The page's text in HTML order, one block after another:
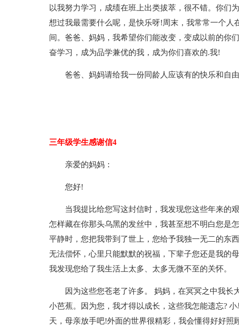
以我努力学习，成绩在班上出类拔萃，很不错。你们
想过我最需要什么呢，是快乐呀!周末，我常常一个
间。爸爸、妈妈，我希望你们能改变，变成以前的你
奋学习，成为品学兼优的我，成为你们喜欢的.我!
爸爸、妈妈请给我一份同龄人应该有的快乐和自
三年级学生感谢信4
亲爱的妈妈：
您好!
当我提比给您写这封信时，我发现您这些年来的
怎样藏在你那头乌黑的发丝中，我甚至想不明白您是
平静时，您把我带到了世上，您给予我独一无二的
无法偿怀，心里只能默默的祝福，下辈子您还是我的
我发现您给了我生活上太多、太多无微不至的关怀。
因为这些您苍老了许多。 妈妈，在冥冥之中我
小芭蕉。因为您，我才得以成长，这些我怎能遗忘?
天，母亲放手吧!外面的世界很精彩，我会懂得好好照